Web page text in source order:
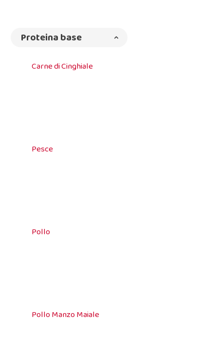
Proteina base
Carne di Cinghiale
Pesce
Pollo
Pollo Manzo Maiale